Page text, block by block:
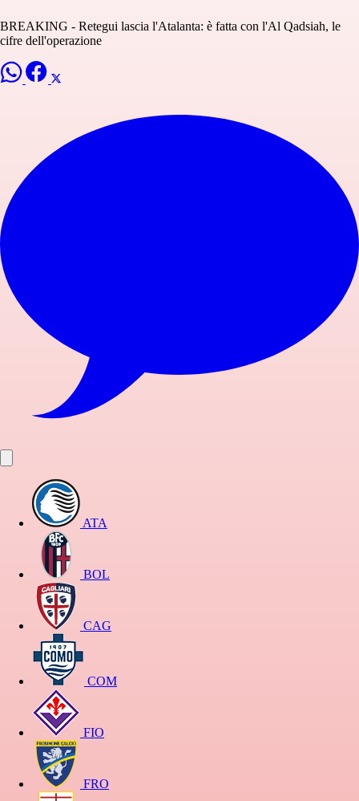
BREAKING - Retegui lascia l'Atalanta: è fatta con l'Al Qadsiah, le
cifre dell'operazione
ATA
BOL
CAG
COM
FIO
FRO